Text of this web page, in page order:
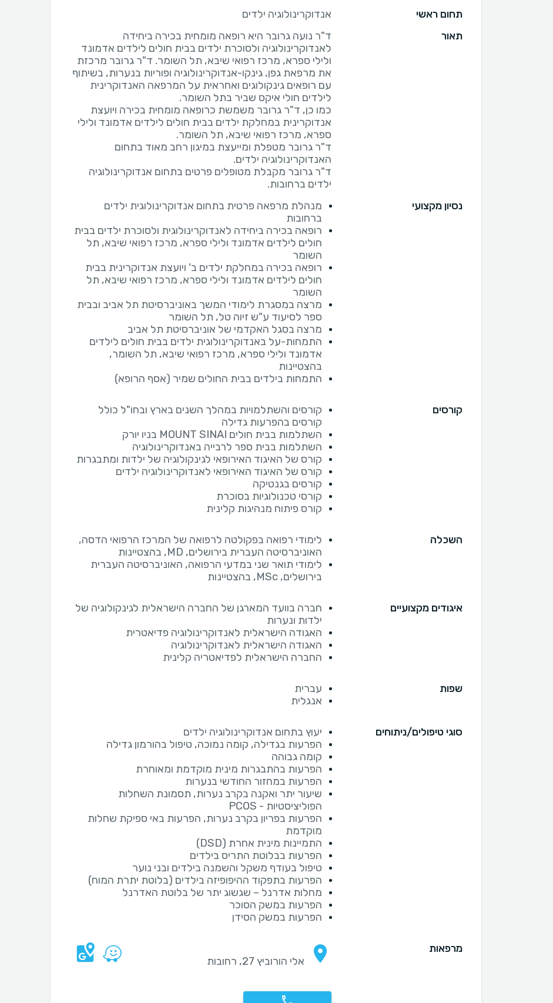
תחום ראשי
אנדוקרינולוגיה ילדים
תאור
ד"ר נועה גרובר היא רופאה מומחית בכירה ביחידה
לאנדוקרינולוגיה ולסוכרת ילדים בבית חולים לילדים אדמונד
ולילי ספרא, מרכז רפואי שיבא, תל השומר. ד"ר גרובר מרכזת
את מרפאת גפן, גינקו-אנדוקרינולוגיה ופוריות בנערות, בשיתוף
עם רופאים גינקולוגים ואחראית על המרפאה האנדוקרינית
כמו כן, ד"ר גרובר משמשת כרופאה מומחית בכירה ויועצת
אנדוקרינית במחלקת ילדים בבית חולים לילדים אדמונד ולילי
ד"ר גרובר מטפלת ומייעצת במיגון רחב מאוד בתחום
ד"ר גרובר מקבלת מטופלים פרטים בתחום אנדוקרינולוגיה
ילדים ברחובות.
נסיון מקצועי
מנהלת מרפאה פרטית בתחום אנדוקרינולוגית ילדים
ברחובות
רופאה בכירה ביחידה לאנדוקרינולוגית ולסוכרת ילדים בבית
חולים לילדים אדמונד ולילי ספרא, מרכז רפואי שיבא, תל
השומר
רופאה בכירה במחלקת ילדים ב' ויועצת אנדוקרינית בבית
חולים לילדים אדמונד ולילי ספרא, מרכז רפואי שיבא, תל
השומר
מרצה במסגרת לימודי המשך באוניברסיטת תל אביב ובבית
ספר לסיעוד ע"ש זיוה טל, תל השומר
מרצה בסגל האקדמי של אוניברסיטת תל אביב
התמחות-על באנדוקרינולוגית ילדים בבית חולים לילדים
אדמונד ולילי ספרא, מרכז רפואי שיבא, תל השומר,
בהצטיינות
התמחות בילדים בבית החולים שמיר (אסף הרופא)
קורסים
קורסים והשתלמויות במהלך השנים בארץ ובחו"ל כולל
קורסים בהפרעות גדילה
השתלמות בבית חולים MOUNT SINAI בניו יורק
השתלמות בבית ספר לרבייה באנדוקרינולוגיה
קורס של האיגוד האירופאי לגינקולוגיה של ילדות ומתבגרות
קורס של האיגוד האירופאי לאנדוקרינולוגיה ילדים
קורסים בגנטיקה
קורסי טכנולוגיות בסוכרת
קורס פיתוח מנהיגות קלינית
השכלה
לימודי רפואה בפקולטה לרפואה של המרכז הרפואי הדסה,
האוניברסיטה העברית בירושלים, MD, בהצטיינות
לימודי תואר שני במדעי הרפואה, האוניברסיטה העברית
בירושלים, MSc, בהצטיינות
איגודים מקצועיים
חברה בוועד המארגן של החברה הישראלית לגינקולוגיה של
ילדות ונערות
האגודה הישראלית לאנדוקרינולוגיה פדיאטרית
האגודה הישראלית לאנדוקרינולוגיה
החברה הישראלית לפדיאטריה קלינית
שפות
עברית
אנגלית
סוגי טיפולים/ניתוחים
יעוץ בתחום אנדוקרינולוגיה ילדים
הפרעות בגדילה, קומה נמוכה, טיפול בהורמון גדילה
קומה גבוהה
הפרעות בהתבגרות מינית מוקדמת ומאוחרת
הפרעות במחזור החודשי בנערות
שיעור יתר ואקנה בקרב נערות, תסמונת השחלות
הפוליציסטיות - PCOS
הפרעות בפריון בקרב נערות, הפרעות באי ספיקת שחלות
מוקדמת
התמיינות מינית אחרת (DSD)
הפרעות בבלוטת התריס בילדים
טיפול בעודף משקל והשמנה בילדים ובני נוער
הפרעות בתפקוד ההיפופיזה בילדים (בלוטת יתרת המוח)
מחלות אדרנל – שגשוג יתר של בלוטת האדרנל
הפרעות במשק הסוכר
הפרעות במשק הסידן
מרפאות
אלי הורוביץ 27, רחובות